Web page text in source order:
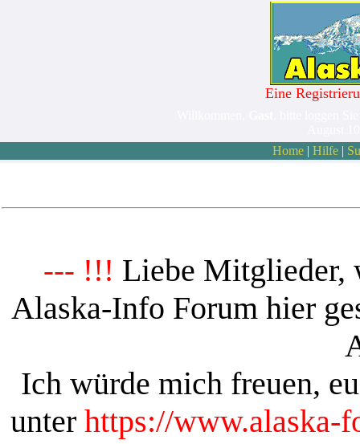
Eine
Home| Hilfe|
--- !!! Liebe Mitglieder,
Alaska-Info Forum hier
Ich würde mich freuen,
unter https://www.alaska-